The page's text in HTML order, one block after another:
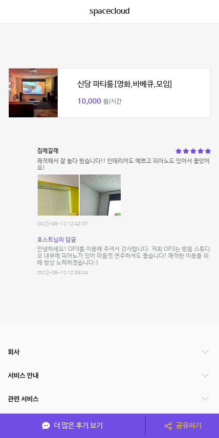
spacecloud
신당 파티룸[영화,바베큐,모임]
10,000 원/시간
집에갈래
쾌적해서 잘 놀다 왔습니다!! 인테리어도 예쁘고 피아노도 있어서 좋았어
요!
2023-08-12 12:42:07
호스트님의 답글
안녕하세요! OP3를 이용해 주셔서 감사합니다. 저희 OP3는 방음 스튜디
오 내부에 피아노가 있어 마음껏 연주하셔도 좋습니다! 쾌적한 이용을 위
해 항상 노력하겠습니다:)
2023-08-12 12:59:04
더 많은 후기 보기 공유하기
회사
서비스 안내
관련 서비스